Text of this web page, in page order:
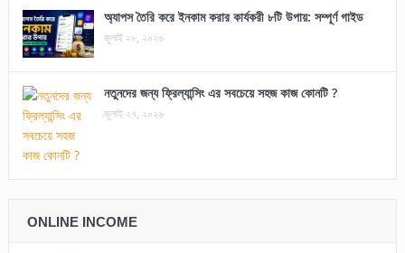
অ্যাপস তৈরি করে ইনকাম করার কার্যকরী ৮টি উপায়: সম্পূর্ণ গাইড
জুলাই ২৮, ২০২৬
নতুনদের জন্য ফ্রিল্যান্সিং এর সবচেয়ে সহজ কাজ কোনটি ?
জুলাই ২৭, ২০২৬
ONLINE INCOME